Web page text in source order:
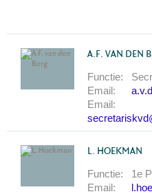
A.F. VAN DEN
Functie:
Email:
Email:
L. HOEKMAN
Functie:
1e
Email: